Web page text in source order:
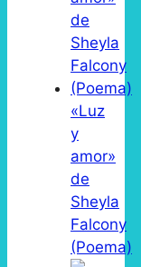
«Luz
y
amor»
de
Sheyla
Falcony
(Poema)